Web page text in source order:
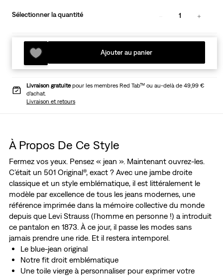
Sélectionner la quantité 1
Ajouter au panier
Livraison gratuitepour les membres Red Tab™ ou au-delà de 49,99 €
d’achat.
Livraison et retours
À Propos De Ce Style
Fermez vos yeux. Pensez « jean ». Maintenant ouvrez-les.
C’était un 501 Original®, exact ? Avec une jambe droite
classique et un style emblématique, il est littéralement le
modèle par excellence de tous les jeans modernes, une
référence imprimée dans la mémoire collective du monde
depuis que Levi Strauss (l’homme en personne !) a introduit
ce pantalon en 1873. À ce jour, il passe les modes sans
jamais prendre une ride. Et il restera intemporel.
Le blue-jean original
Notre fit droit emblématique
Une toile vierge à personnaliser pour exprimer votre